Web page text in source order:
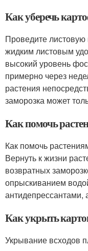
Как уберечь
Проведите листовую
жидким листовым
высокий уровень
примерно через
растения
заморозка может
Как помочь
Как помочь
Вернуть к жизни
возвратных
опрыскиванием
антидепрессантами,
Как укрыть
Укрывание всходов